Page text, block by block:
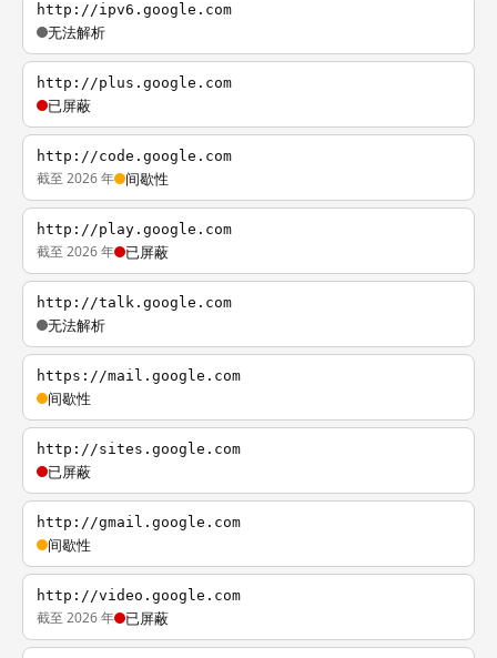
http://ipv6.google.com
无法解析
http://plus.google.com
已屏蔽
http://code.google.com
截至 2026 年 间歇性
http://play.google.com
截至 2026 年 已屏蔽
http://talk.google.com
无法解析
https://mail.google.com
间歇性
http://sites.google.com
已屏蔽
http://gmail.google.com
间歇性
http://video.google.com
截至 2026 年 已屏蔽